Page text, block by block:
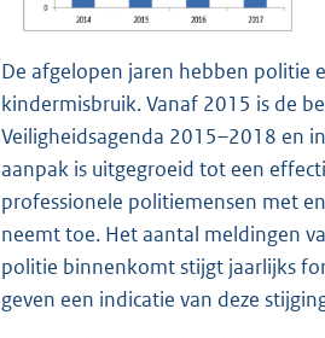
De afgelopen jaren hebben politie
kindermisbruik. Vanaf 2015 is de
Veiligheidsagenda 2015–2018 en
aanpak is uitgegroeid tot een
professionele politiemensen met
neemt toe. Het aantal meldingen
politie binnenkomt stijgt jaarlijks
geven een indicatie van deze